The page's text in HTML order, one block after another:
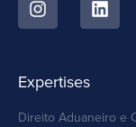
Expertises
Direito Aduaneiro e